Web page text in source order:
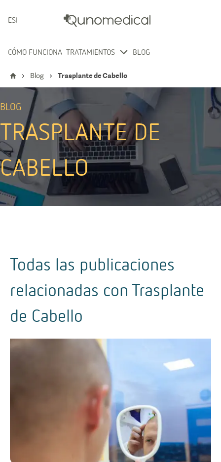
ESPAÑOL
CÓMO FUNCIONA TRATAMIENTOS BLOG
Blog Trasplante de Cabello
BLOG
TRASPLANTE DE
CABELLO
Todas las publicaciones
relacionadas con Trasplante
de Cabello